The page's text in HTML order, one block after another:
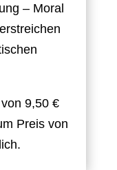
– Moral
9,50 €
Preis von